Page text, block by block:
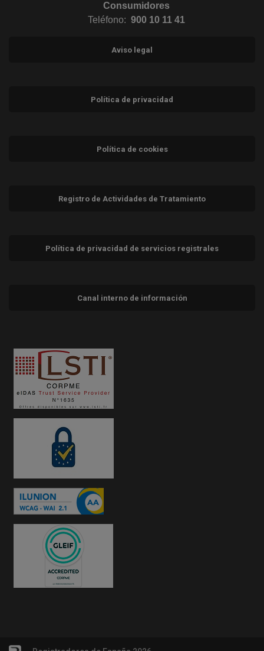
Consumidores
Teléfono: 900 10 11 41
Aviso legal
Política de privacidad
Política de cookies
Registro de Actividades de Tratamiento
Política de privacidad de servicios registrales
Canal interno de información